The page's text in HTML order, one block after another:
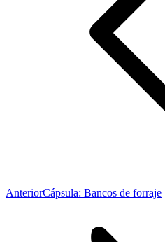
AnteriorPublicación
Cápsula: Bancos de forraje